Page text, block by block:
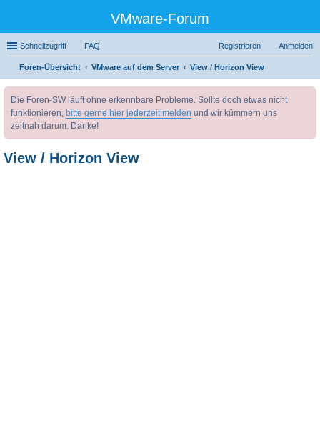
VMware-Forum
Schnellzugriff FAQ Anmelden
Registrieren
Foren-Übersicht VMware auf dem Server
View / Horizon View
Die Foren-SW läuft ohne erkennbare Probleme. Sollte doch etwas nicht
funktionieren, bitte gerne hier jederzeit melden und wir kümmern uns
zeitnah darum. Danke!
View / Horizon View